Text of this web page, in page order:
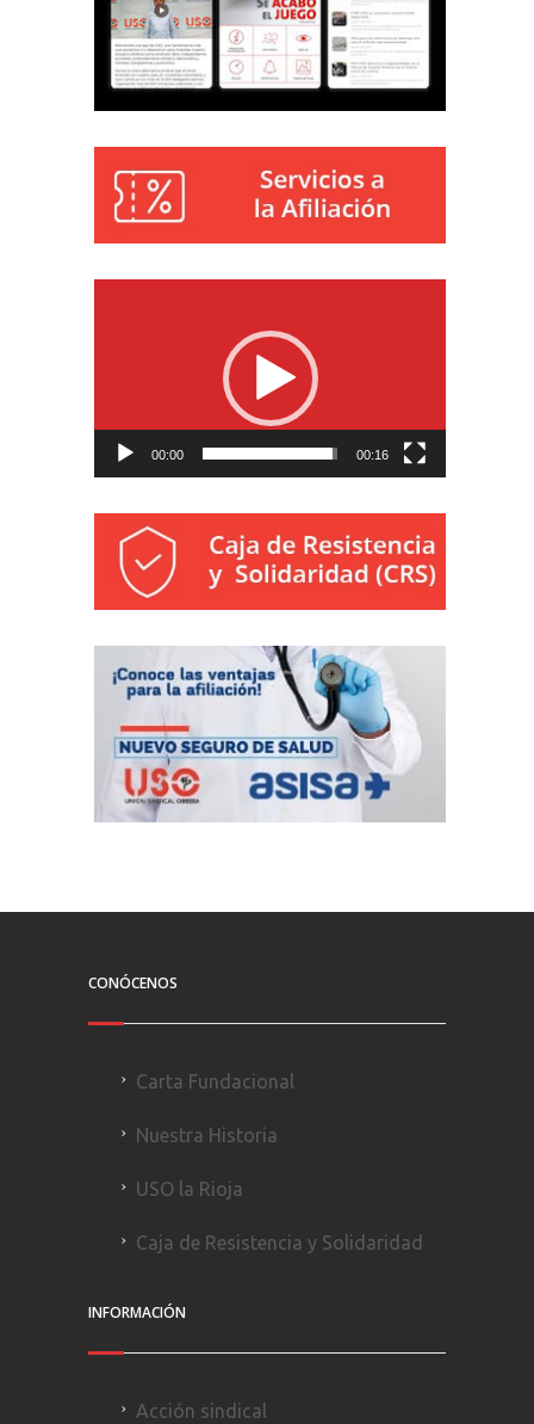
00:00 00:16
CONÓCENOS
Carta Fundacional
Nuestra Historia
USO la Rioja
Caja de Resistencia y Solidaridad
INFORMACIÓN
Acción sindical